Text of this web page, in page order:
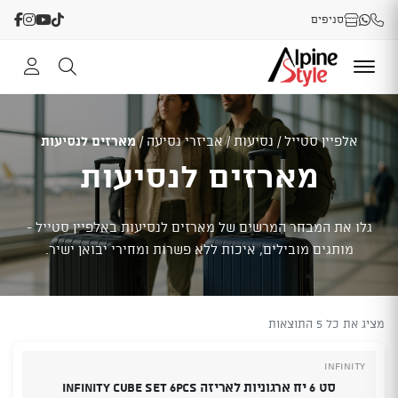
סניפים
אלפיין סטייל/ נסיעות/אביזרי נסיעה /מארזים לנסיעות
מארזים לנסיעות
גלו את המבחר המרשים של מארזים לנסיעות באלפיין סטייל -
מותגים מובילים, איכות ללא פשרות ומחירי יבואן ישיר.
מציג את כל 5 התוצאות
INFINITY
סט 6 יח ארגוניות לאריזה INFINITY CUBE SET 6pcs